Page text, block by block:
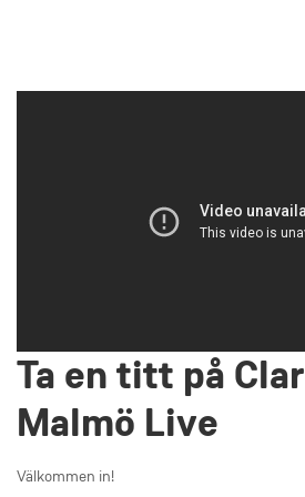
Ta en titt på
Malmö Live
Välkommen in!